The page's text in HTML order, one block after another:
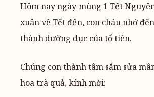
Hôm nay ngày mùng 1 Tết
xuân về Tết đến, con cháu nhớ
thành dưỡng dục của tổ tiên.
Chúng con thành tâm sắm sửa
hoa trà quả, kính mời: